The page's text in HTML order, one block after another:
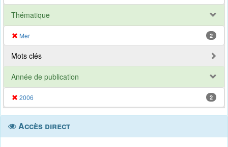
Thématique
Mer 2
Mots clés
Année de publication
2006 2
Accès direct